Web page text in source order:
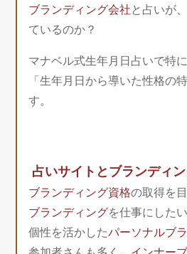
ブランディング会社 と占いが
ているのか？
マナベル式生年月日占いで特
「生年月日から導いた性格の
す。
占いサイトとブランディ
ブランディング資格の取得を
ブランディングを仕事にした
個性を活かしたパーソナルブ